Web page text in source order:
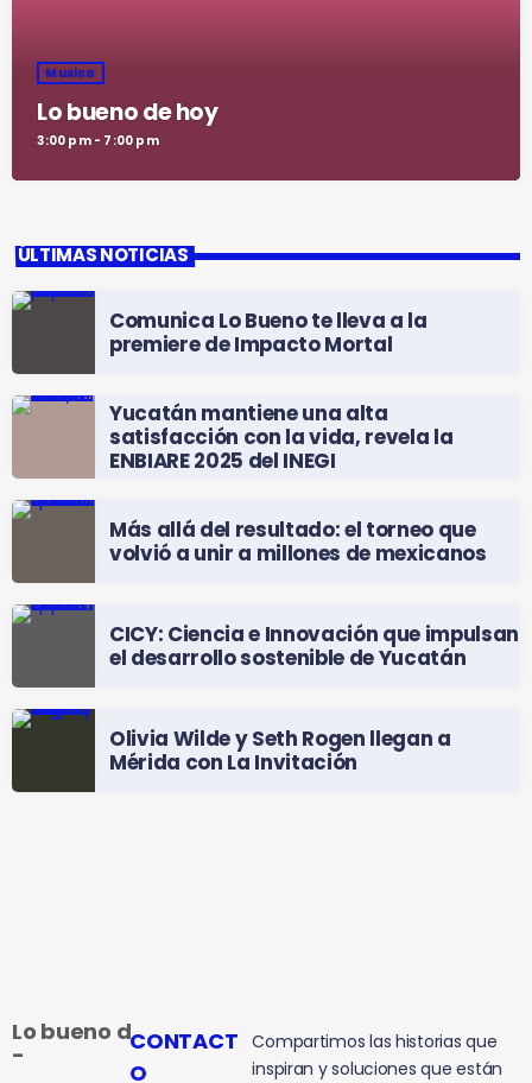
Musica
Lo bueno de hoy
3:00 pm - 7:00 pm
ÚLTIMAS NOTICIAS
Comunica Lo Bueno te lleva a la
premiere de Impacto Mortal
Yucatán mantiene una alta
satisfacción con la vida, revela la
ENBIARE 2025 del INEGI
Más allá del resultado: el torneo que
volvió a unir a millones de mexicanos
CICY: Ciencia e Innovación que impulsan
el desarrollo sostenible de Yucatán
Olivia Wilde y Seth Rogen llegan a
Mérida con La Invitación
Lo bueno de hoy
-
CONTACT
O
Compartimos las historias que
inspiran y soluciones que están